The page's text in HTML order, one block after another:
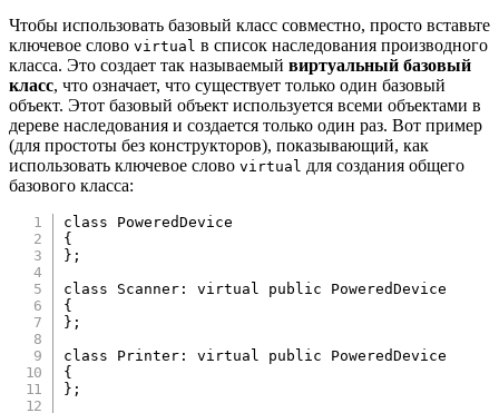
Чтобы использовать базовый класс совместно, просто вставьте
ключевое слово virtual в список наследования производного
класса. Это создает так называемый виртуальный базовый
класс, что означает, что существует только один базовый
объект. Этот базовый объект используется всеми объектами в
дереве наследования и создается только один раз. Вот пример
(для простоты без конструкторов), показывающий, как
использовать ключевое слово virtual для создания общего
базового класса:
class
PoweredDevice
{
} ;
class
Scanner : virtual public
PoweredDevice
{
} ;
class
Printer : virtual public
PoweredDevice
{
} ;